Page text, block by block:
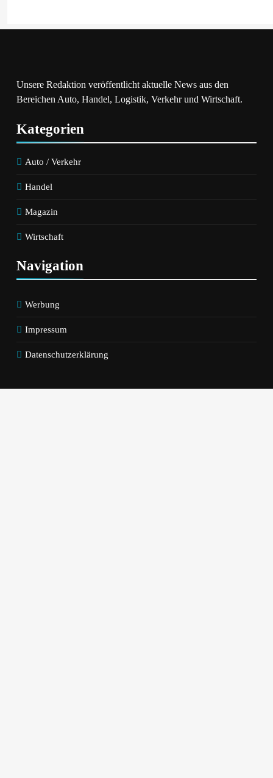
Unsere Redaktion veröffentlicht aktuelle News aus den
Bereichen Auto, Handel, Logistik, Verkehr und Wirtschaft.
Kategorien
Auto / Verkehr
Handel
Magazin
Wirtschaft
Navigation
Werbung
Impressum
Datenschutzerklärung